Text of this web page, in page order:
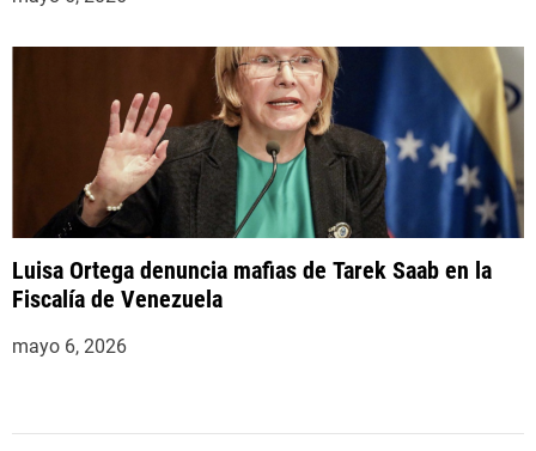
Luisa Ortega denuncia mafias de Tarek Saab en la
Fiscalía de Venezuela
mayo 6, 2026